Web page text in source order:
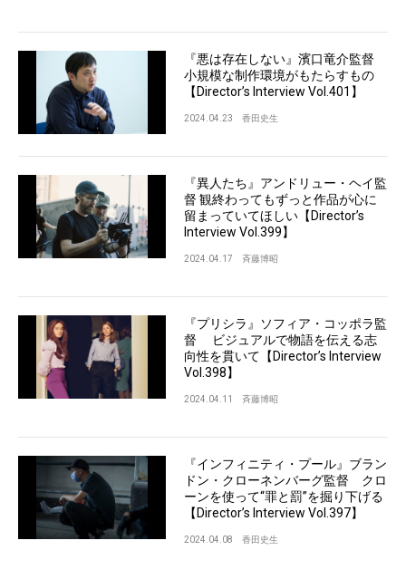
『悪は存在しない』濱口竜介監督
小規模な制作環境がもたらすもの
【Director’s Interview Vol.401】
2024.04.23 香田史生
『異人たち』アンドリュー・ヘイ監
督 観終わってもずっと作品が心に
留まっていてほしい【Director’s
Interview Vol.399】
2024.04.17 斉藤博昭
『プリシラ』ソフィア・コッポラ監
督 ビジュアルで物語を伝える志
向性を貫いて【Director’s Interview
Vol.398】
2024.04.11 斉藤博昭
『インフィニティ・プール』ブラン
ドン・クローネンバーグ監督 クロ
ーンを使って“罪と罰”を掘り下げる
【Director’s Interview Vol.397】
2024.04.08 香田史生